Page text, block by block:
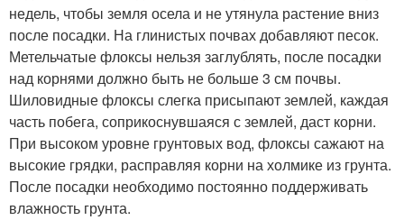
недель, чтобы земля осела и не утянула растение вниз
после посадки. На глинистых почвах добавляют песок.
Метельчатые флоксы нельзя заглублять, после посадки
над корнями должно быть не больше 3 см почвы.
Шиловидные флоксы слегка присыпают землей, каждая
часть побега, соприкоснувшаяся с землей, даст корни.
При высоком уровне грунтовых вод, флоксы сажают на
высокие грядки, расправляя корни на холмике из грунта.
После посадки необходимо постоянно поддерживать
влажность грунта.